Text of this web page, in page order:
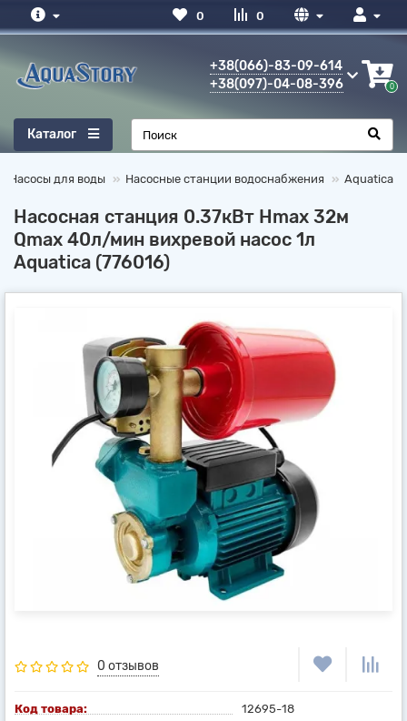
0
0
+38(066)-83-09-614
+38(097)-04-08-396
0
Каталог
Насосы для воды Насосные станции водоснабжения Aquatica
Насосная станция 0.37кВт Hmax 32м
Qmax 40л/мин вихревой насос 1л
Aquatica (776016)
0 отзывов
Код товара:
12695-18